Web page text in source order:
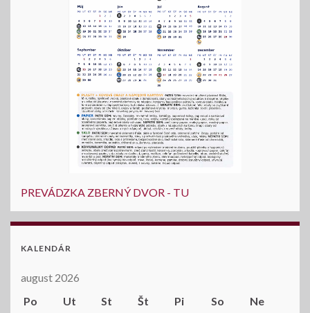
PREVÁDZKA ZBERNÝ DVOR - TU
KALENDÁR
august 2026
Po
Ut St Št Pi So
Ne